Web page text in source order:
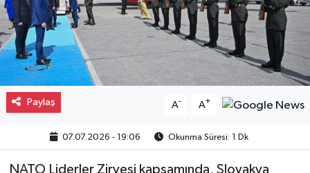
Paylaş A- A+
07.07.2026 - 19:06 Okunma Süresi: 1 Dk
NATO Liderler Zirvesi kapsamında, Slovakya
Spor
Eğitim